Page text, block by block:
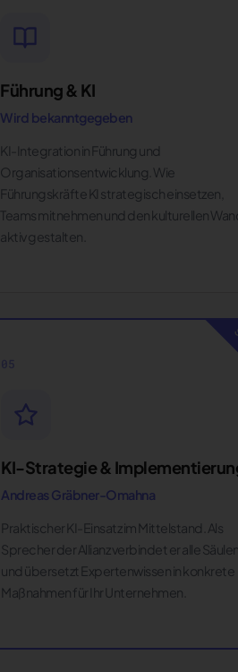
Führung & KI
Wird bekanntgegeben
KI-Integration in Führung und
Organisationsentwicklung. Wie
Führungskräfte KI strategisch einsetzen,
Teams mitnehmen und den kulturellen
aktiv gestalten.
KI-Strategie &
Andreas Gräbner-Omahna
Praktischer KI-Einsatz im Mittelstand. Als
Sprecher der Allianz verbindet er alle Säulen
und übersetzt Expertenwissen in konkrete
Maßnahmen für Ihr Unternehmen.